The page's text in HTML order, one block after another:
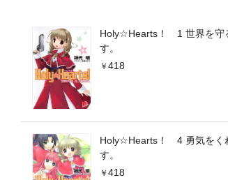
Holy☆Hearts！ 1 世界を守
す。
418
Holy☆Hearts！ 4 勇気をく
す。
418